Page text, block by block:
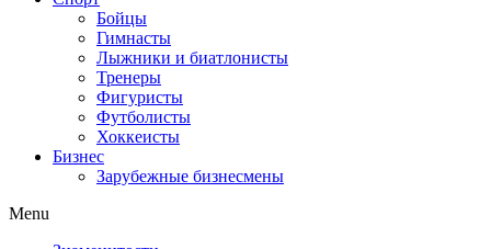
Бойцы
Гимнасты
Лыжники и биатлонисты
Тренеры
Фигуристы
Футболисты
Хоккеисты
Бизнес
Зарубежные бизнесмены
Menu